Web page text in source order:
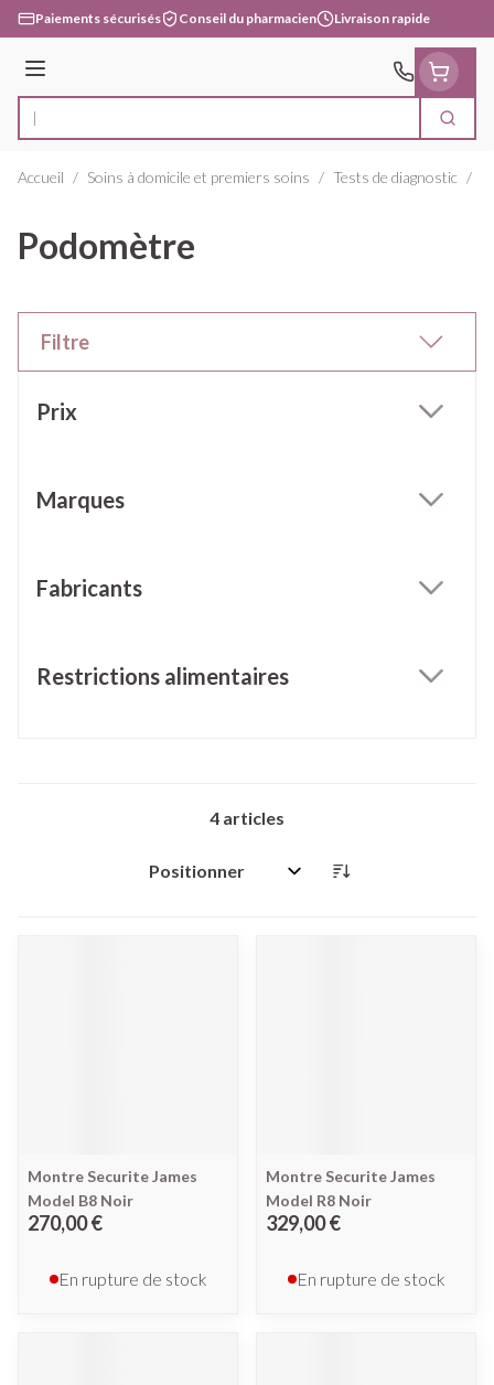
Aller au contenu
Paiements sécurisés Conseil du pharmacien Livraison rapide
Menu
Rechercher
Accueil / Soins à domicile et premiers soins / Tests de diagnostic /
Podomètre
Filtre
Prix
Marques
Fabricants
Restrictions alimentaires
4 articles
Trier par:
Montre Securite James
Model B8 Noir
270,00 €
En rupture de stock
Montre Securite James
Model R8 Noir
329,00 €
En rupture de stock